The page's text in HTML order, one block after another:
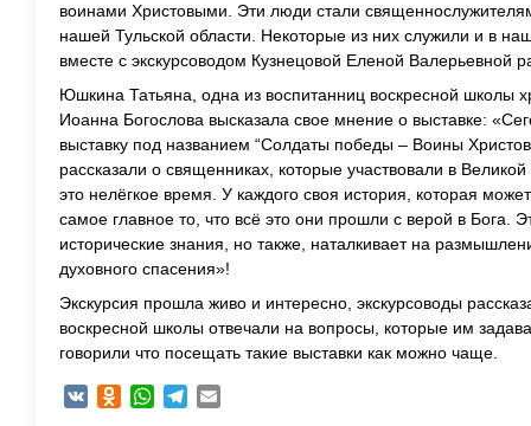
воинами Христовыми. Эти люди стали
нашей Тульской области. Некоторые из них служили и в
вместе с экскурсоводом Кузнецовой Еленой Валерьевной
Юшкина Татьяна, одна из воспитанниц воскресной школы
Иоанна Богослова высказала свое мнение о выставке:
выставку под названием “Солдаты победы – Воины
рассказали о священниках, которые участвовали в
это нелёгкое время. У каждого своя история, которая
самое главное то, что всё это они прошли с верой в Бога.
исторические знания, но также, наталкивает на
духовного спасения»!
Экскурсия прошла живо и интересно, экскурсоводы
воскресной школы отвечали на вопросы, которые им
говорили что посещать такие выставки как можно чаще.
VK Odnoklassniki
WhatsAppTelegram